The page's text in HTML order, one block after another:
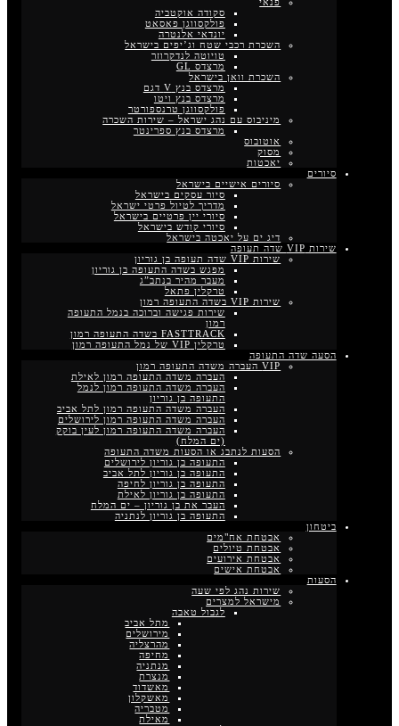
סקודה אוקטביה
פולקסווגן פאסאט
יונדאי אלנטרה
השכרת רכבי שטח וג’יפים בישראל
טויוטה לנדקרוזר
מרצדס GL
השכרת וואן בישראל
מרצדס בנץ V דגם
מרצדס בנץ ויטו
פולקסווגן טרנספורטר
מיניבוס עם נהג ישראל – שירות השכרה
מרצדס בנץ ספרינטר
אוטובוס
מסוק
יאכטות
סיורים
סיורים אישיים בישראל
סיור עסקים בישראל
מדריך לטיול פרטי ישראל
סיורי יין פרטיים בישראל
סיורי קודש בישראל
דיג ים על יאכטה בישראל
שירות VIP שדה תעופה
שירות VIP שדה תעופה בן גוריון
מפגש בשדה התעופה בן גוריון
מעבר מהיר בנתב”ג
טרקלין פתאל
שירות VIP בשדה התעופה רמון
שירות פגישה וברוכה בנמל התעופה
רמון
FASTTRACK בשדה התעופה רמון
טרקלין VIP של נמל התעופה רמון
הסעה שדה התעופה
VIP העברה משדה התעופה רמון
העברה משדה התעופה רמון לאילת
העברה משדה התעופה רמון לנמל
התעופה בן גוריון
העברה משדה התעופה רמון לתל אביב
העברה משדה התעופה רמון לירושלים
העברה משדה התעופה רמון לעין בוקק
(ים המלח)
הסעות לנתבג או הסעות משדה התעופה
התעופה בן גוריון לירושלים
התעופה בן גוריון לתל אביב
התעופה בן גוריון לחיפה
התעופה בן גוריון לאילת
העבר את בן גוריון – ים המלח
התעופה בן גוריון לנתניה
ביטחון
אבטחת אח"מים
אבטחת טיולים
אבטחת אירועים
אבטחת אישים
הסעות
שירות נהג לפי שעה
מישראל למצרים
לגבול טאבה
מתל אביב
מירושלים
מהרצליה
מחיפה
מנתניה
מנצרת
מאשדוד
מאשקלון
מטבריה
מאילת